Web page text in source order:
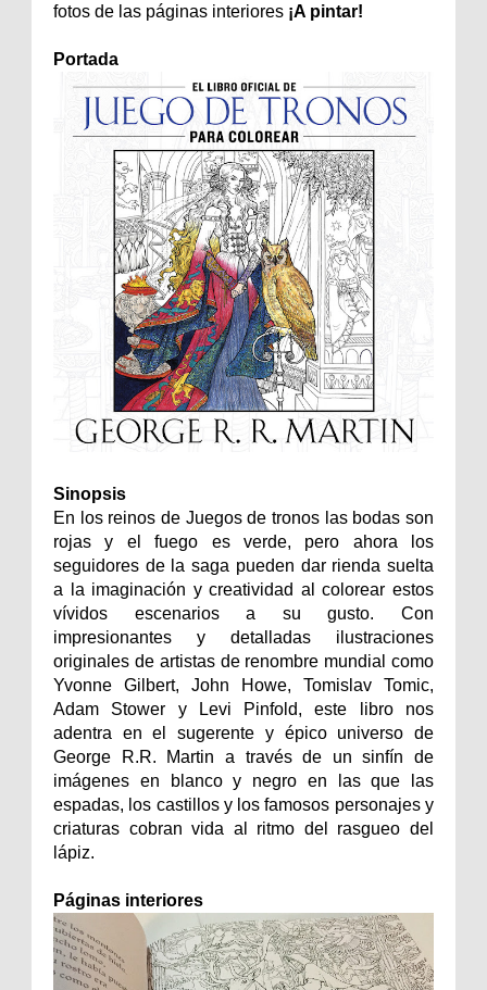
fotos de las páginas interiores ¡A pintar!
Portada
Sinopsis
En los reinos de Juegos de tronos las bodas son
rojas y el fuego es verde, pero ahora los
seguidores de la saga pueden dar rienda suelta
a la imaginación y creatividad al colorear estos
vívidos escenarios a su gusto. Con
impresionantes y detalladas ilustraciones
originales de artistas de renombre mundial como
Yvonne Gilbert, John Howe, Tomislav Tomic,
Adam Stower y Levi Pinfold, este libro nos
adentra en el sugerente y épico universo de
George R.R. Martin a través de un sinfín de
imágenes en blanco y negro en las que las
espadas, los castillos y los famosos personajes y
criaturas cobran vida al ritmo del rasgueo del
lápiz.
Páginas interiores